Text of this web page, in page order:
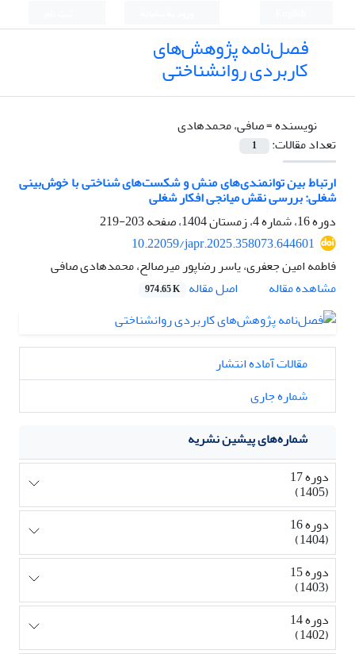
فصل‌نامه پژوهش‌های
کاربردی روانشناختی
نویسنده =صافی، محمدهادی
تعداد مقالات:
1
ارتباط بین توانمندی‌های منش و شکست‌های شناختی با خوش‌بینی
شغلی: بررسی نقش میانجی افکار شغلی
دوره 16، شماره 4، زمستان 1404، صفحه
203-219
10.22059/japr.2025.358073.644601
فاطمه امین جعفری، یاسر رضاپور میرصالح، محمدهادی صافی
مشاهده مقاله
اصل مقاله 974.65 K
مقالات آماده انتشار
شماره جاری
شماره‌های پیشین نشریه
دوره 17
(1405)
دوره 16
(1404)
دوره 15
(1403)
دوره 14
(1402)